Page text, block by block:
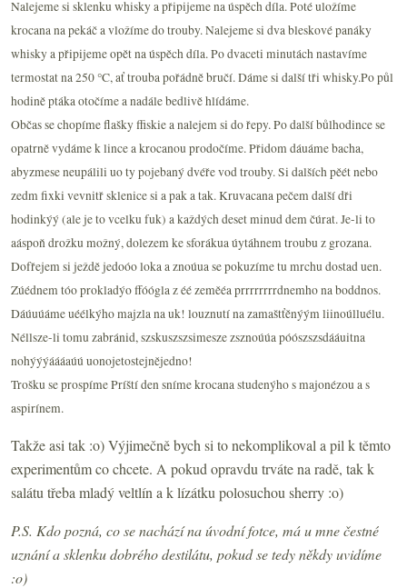
Nalejeme si sklenku whisky a připijeme na úspěch díla. Poté uložíme
krocana na pekáč a vložíme do trouby. Nalejeme si dva bleskové panáky
whisky a připijeme opět na úspěch díla. Po dvaceti minutách nastavíme
termostat na250 °C, ať trouba pořádně bručí. Dáme si další tři whisky.Po půl
hodině ptáka otočíme a nadále bedlivě hlídáme.
Občas se chopíme flašky ffiskie a nalejem si do řepy. Po další bůlhodince se
opatrně vydáme k lince a krocanou prodočíme. Přidom dáuáme bacha,
abyzmese neupálili uo ty pojebaný dvéře vod trouby. Si dalších pěét nebo
zedm fixki vevnitř sklenice si a pak a tak. Kruvacana pečem další dři
hodinkýý (ale je to vcelku fuk) a každých deset minuddem čúrat. Je-li to
aáspoň drožku možný, dolezem ke sforákua úytáhnem troubu z grozana.
Dofřejem si ježdě jedoóo loka a znoúua se pokuzíme tu mrchu dostad uen.
Zúédnem tóo prokladýo ffóógla z éé zeměéaprrrrrrrrdnemhona boddnos.
Dáúuúáme uéélkýho majzla na uk! louznutí na zamaštťěnýýmliinoúlluélu.
Néllsze-li tomu zabránid, szskuszszsimesze zsznoúúapóószszsdááuitna
nohýýýáááaúú uonojetostejnějedno!
Trošku se prospíme Príští den sníme krocana studenýho s majonézou a s
aspirínem.
Takže asi tak :o) Výjimečně bych si to nekomplikoval a pil k těmto
experimentům co chcete. A pokud opravdu trváte na radě, tak k
salátu třeba mladý veltlín a k lízátku polosuchou sherry :o)
P.S. Kdo pozná, co se nachází na úvodní fotce, má u mne čestné
uznání a sklenku dobrého destilátu, pokud se tedy někdy uvidíme
:o)